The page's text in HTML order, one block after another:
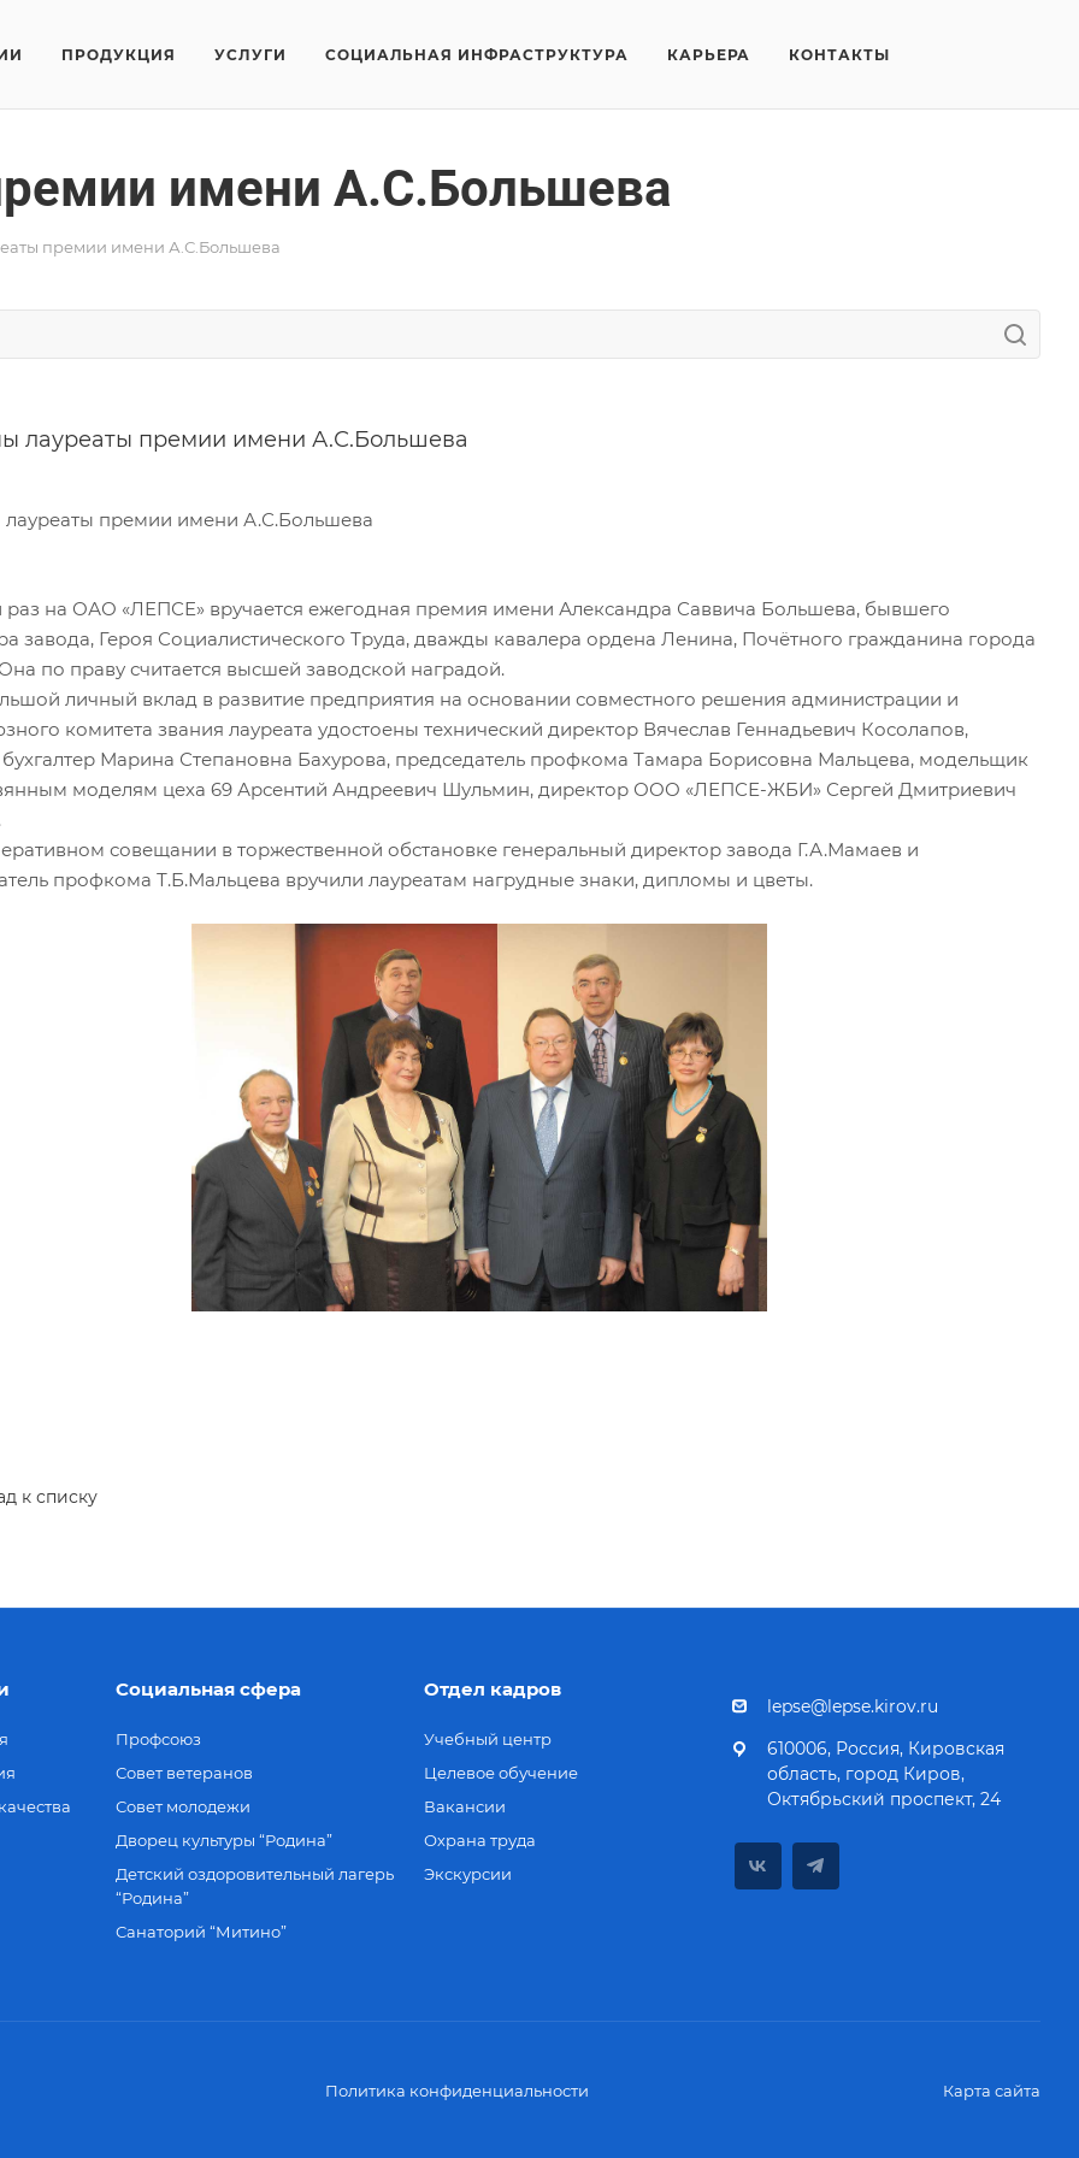
ПРОДУКЦИЯ УСЛУГИ СОЦИАЛЬНАЯ ИНФРАСТРУКТУРА КАРЬЕРА КОНТАКТЫ
имени А.С.Большева
премии имени А.С.Большева
лауреаты премии имени А.С.Большева
премии имени А.С.Большева
на ОАО «ЛЕПСЕ» вручается ежегодная премия имени Александра Саввича Большева, бывшего
завода, Героя Социалистического Труда, дважды кавалера ордена Ленина, Почётного гражданина города
по праву считается высшей заводской наградой.
личный вклад в развитие предприятия на основании совместного решения администрации и
комитета звания лауреата удостоены технический директор Вячеслав Геннадьевич Косолапов,
Марина Степановна Бахурова, председатель профкома Тамара Борисовна Мальцева, модельщик
моделям цеха 69 Арсентий Андреевич Шульмин, директор ООО «ЛЕПСЕ-ЖБИ» Сергей Дмитриевич
совещании в торжественной обстановке генеральный директор завода Г.А.Мамаев и
профкома Т.Б.Мальцева вручили лауреатам нагрудные знаки, дипломы и цветы.
к списку
Социальная сфера
Профсоюз
Совет ветеранов
Совет молодежи
Дворец культуры “Родина”
Детский оздоровительный лагерь
“Родина”
Санаторий “Митино”
Отдел кадров
Учебный центр
Целевое обучение
Вакансии
Охрана труда
Экскурсии
lepse@lepse.kirov.ru
610006, Россия, Кировская
область, город Киров,
Октябрьский проспект, 24
Политика конфиденциальности Карта сайта